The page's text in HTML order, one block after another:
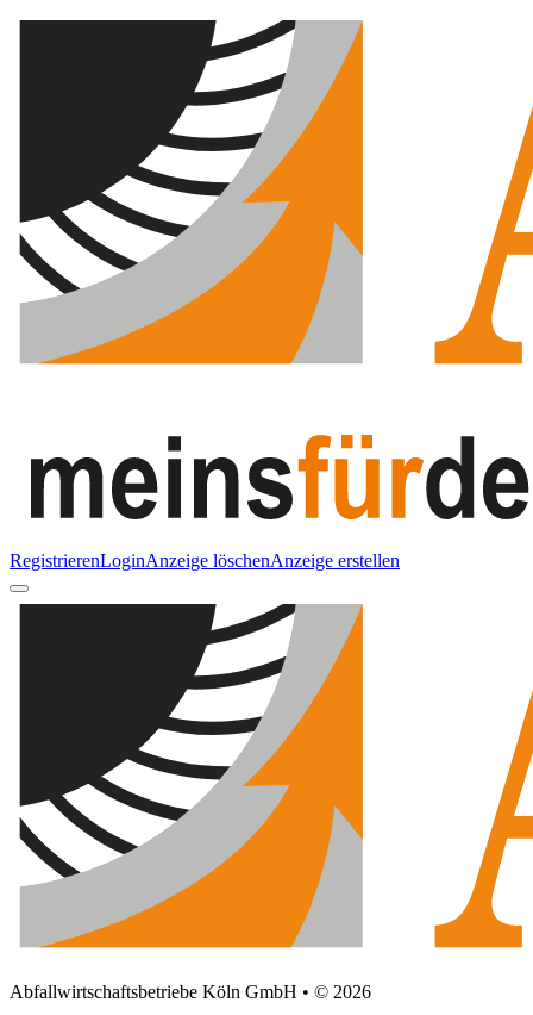
RegistrierenLoginAnzeige löschenAnzeige erstellen
Abfallwirtschaftsbetriebe Köln GmbH • © 2026